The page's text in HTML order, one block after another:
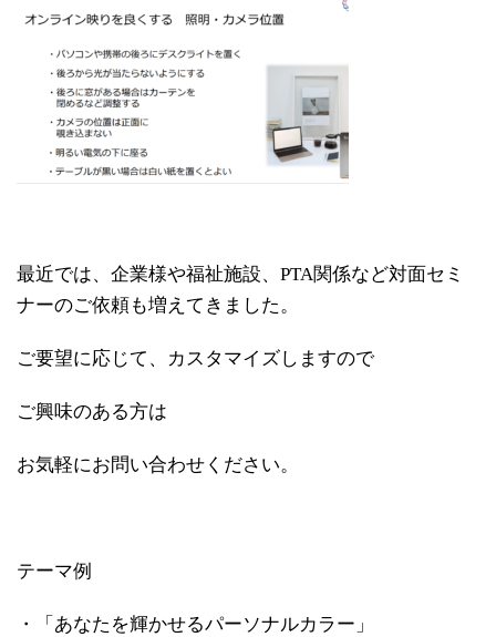
最近では、企業様や福祉施設、PTA関係など対面セミ
ナーのご依頼も増えてきました。
ご要望に応じて、カスタマイズしますので
ご興味のある方は
お気軽にお問い合わせください。
テーマ例
・「あなたを輝かせるパーソナルカラー」